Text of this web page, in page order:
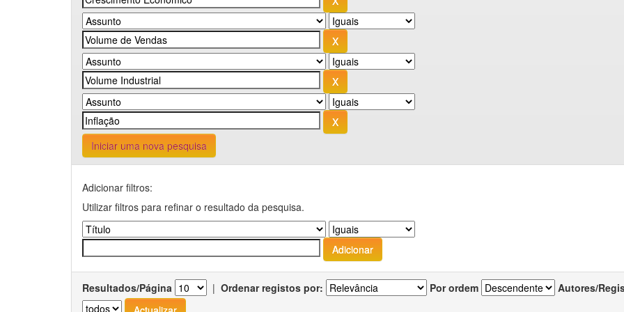
Iniciar uma nova pesquisa
Adicionar filtros:
Utilizar filtros para refinar o resultado da pesquisa.
Resultados/Página | Ordenar registos por: Por ordem Autores/